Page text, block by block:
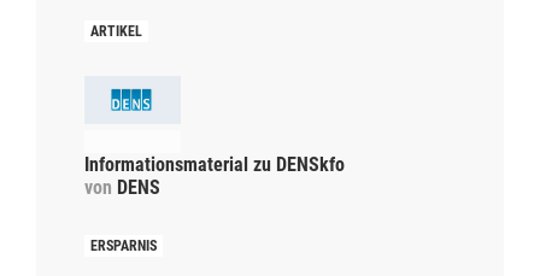
Informationsmaterial zu DENSkfo
von DENS